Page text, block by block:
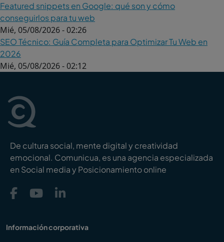
Featured snippets en Google: qué son y cómo
conseguirlos para tu web
Mié, 05/08/2026 - 02:26
SEO Técnico: Guía Completa para Optimizar Tu Web en
2026
Mié, 05/08/2026 - 02:12
De cultura social, mente digital y creatividad
emocional. Comunicua, es una agencia especializada
en Social media y Posicionamiento online
Información corporativa